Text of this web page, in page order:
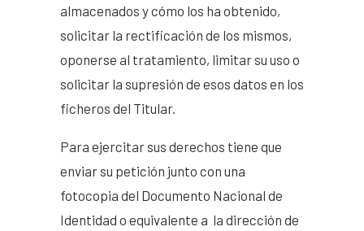
almacenados y cómo los ha obtenido,
solicitar la rectificación de los mismos,
oponerse al tratamiento, limitar su uso o
solicitar la supresión de esos datos en los
ficheros del Titular.
Para ejercitar sus derechos tiene que
enviar su petición junto con una
fotocopia del Documento Nacional de
Identidad o equivalente a la dirección de